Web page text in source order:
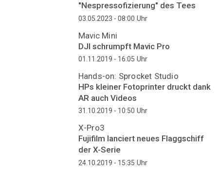
"Nespressofizierung" des Tees
03.05.2023 - 08:00 Uhr
Mavic Mini
DJI schrumpft Mavic Pro
01.11.2019 - 16:05 Uhr
Hands-on: Sprocket Studio
HPs kleiner Fotoprinter druckt dank
AR auch Videos
31.10.2019 - 10:50 Uhr
X-Pro3
Fujifilm lanciert neues Flaggschiff
der X-Serie
24.10.2019 - 15:35 Uhr